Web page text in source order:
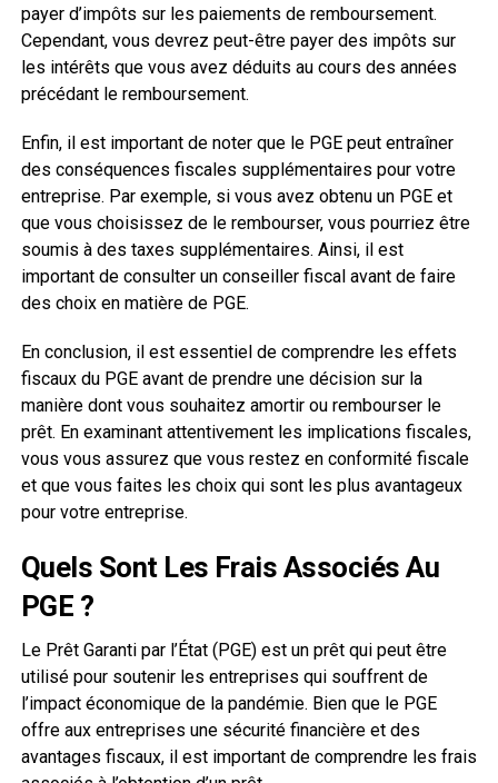
payer d’impôts sur les paiements de remboursement.
Cependant, vous devrez peut-être payer des impôts sur
les intérêts que vous avez déduits au cours des années
précédant le remboursement.
Enfin, il est important de noter que le PGE peut entraîner
des conséquences fiscales supplémentaires pour votre
entreprise. Par exemple, si vous avez obtenu un PGE et
que vous choisissez de le rembourser, vous pourriez être
soumis à des taxes supplémentaires. Ainsi, il est
important de consulter un conseiller fiscal avant de faire
des choix en matière de PGE.
En conclusion, il est essentiel de comprendre les effets
fiscaux du PGE avant de prendre une décision sur la
manière dont vous souhaitez amortir ou rembourser le
prêt. En examinant attentivement les implications fiscales,
vous vous assurez que vous restez en conformité fiscale
et que vous faites les choix qui sont les plus avantageux
pour votre entreprise.
Quels Sont Les Frais Associés Au
PGE ?
Le Prêt Garanti par l’État (PGE) est un prêt qui peut être
utilisé pour soutenir les entreprises qui souffrent de
l’impact économique de la pandémie. Bien que le PGE
offre aux entreprises une sécurité financière et des
avantages fiscaux, il est important de comprendre les frais